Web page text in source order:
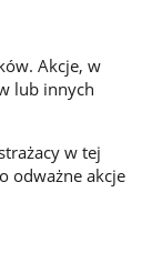
Akcje, w
lub innych
w tej
odważne akcje